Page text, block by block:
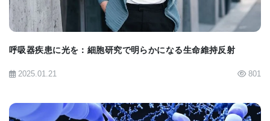
原因であるC9ORF72変異を持つ人々にとって特に重
要です 。この変異を持つすべての人が発症するわけ
ではなく、本研究はその理由を説明する手助けとな
を左右していることが示唆されています 。
呼吸器疾患に光を：細胞研究で明らかになる生命維持反射
2025.01.21 801